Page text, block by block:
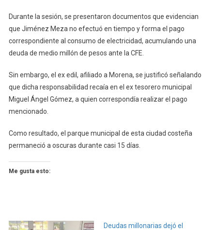
Durante la sesión, se presentaron documentos que evidencian
que Jiménez Meza no efectuó en tiempo y forma el pago
correspondiente al consumo de electricidad, acumulando una
deuda de medio millón de pesos ante la CFE.
Sin embargo, el ex edil, afiliado a Morena, se justificó señalando
que dicha responsabilidad recaía en el ex tesorero municipal
Miguel Ángel Gómez, a quien correspondía realizar el pago
mencionado.
Como resultado, el parque municipal de esta ciudad costeña
permaneció a oscuras durante casi 15 días.
Me gusta esto:
Deudas millonarias dejó el